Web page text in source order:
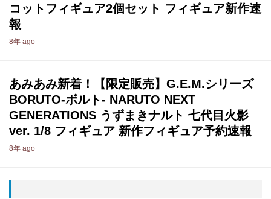
コットフィギュア2個セット フィギュア新作速
報
8年 ago
あみあみ新着！【限定販売】G.E.M.シリーズ
BORUTO-ボルト- NARUTO NEXT
GENERATIONS うずまきナルト 七代目火影
ver. 1/8 フィギュア 新作フィギュア予約速報
8年 ago